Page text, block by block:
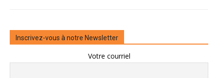
Inscrivez-vous à notre Newsletter
Votre courriel